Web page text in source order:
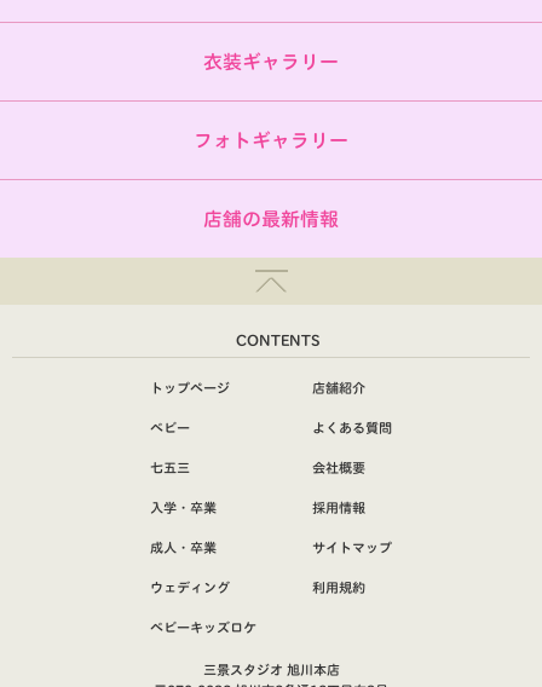
衣装ギャラリー
フォトギャラリー
店舗の最新情報
CONTENTS
トップページ
ベビー
七五三
入学・卒業
成人・卒業
ウェディング
ベビーキッズロケ
店舗紹介
よくある質問
会社概要
採用情報
サイトマップ
利用規約
三景スタジオ 旭川本店